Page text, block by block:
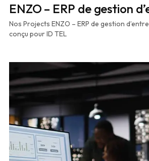
ENZO – ERP de gestion
Nos Projects ENZO – ERP de gestion
conçu pour ID TEL